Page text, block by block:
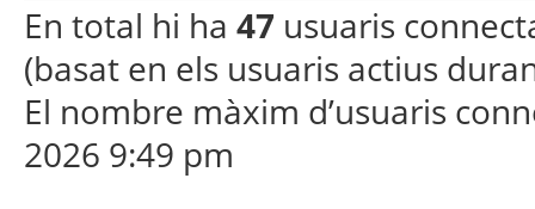
En total hi ha 47 usuaris
(basat en els usuaris actius
El nombre màxim d’usuaris
2026 9:49 pm